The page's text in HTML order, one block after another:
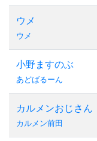
ウメ
ウメ
小野ますのぶ
あどばるーん
カルメンおじさん
カルメン前田